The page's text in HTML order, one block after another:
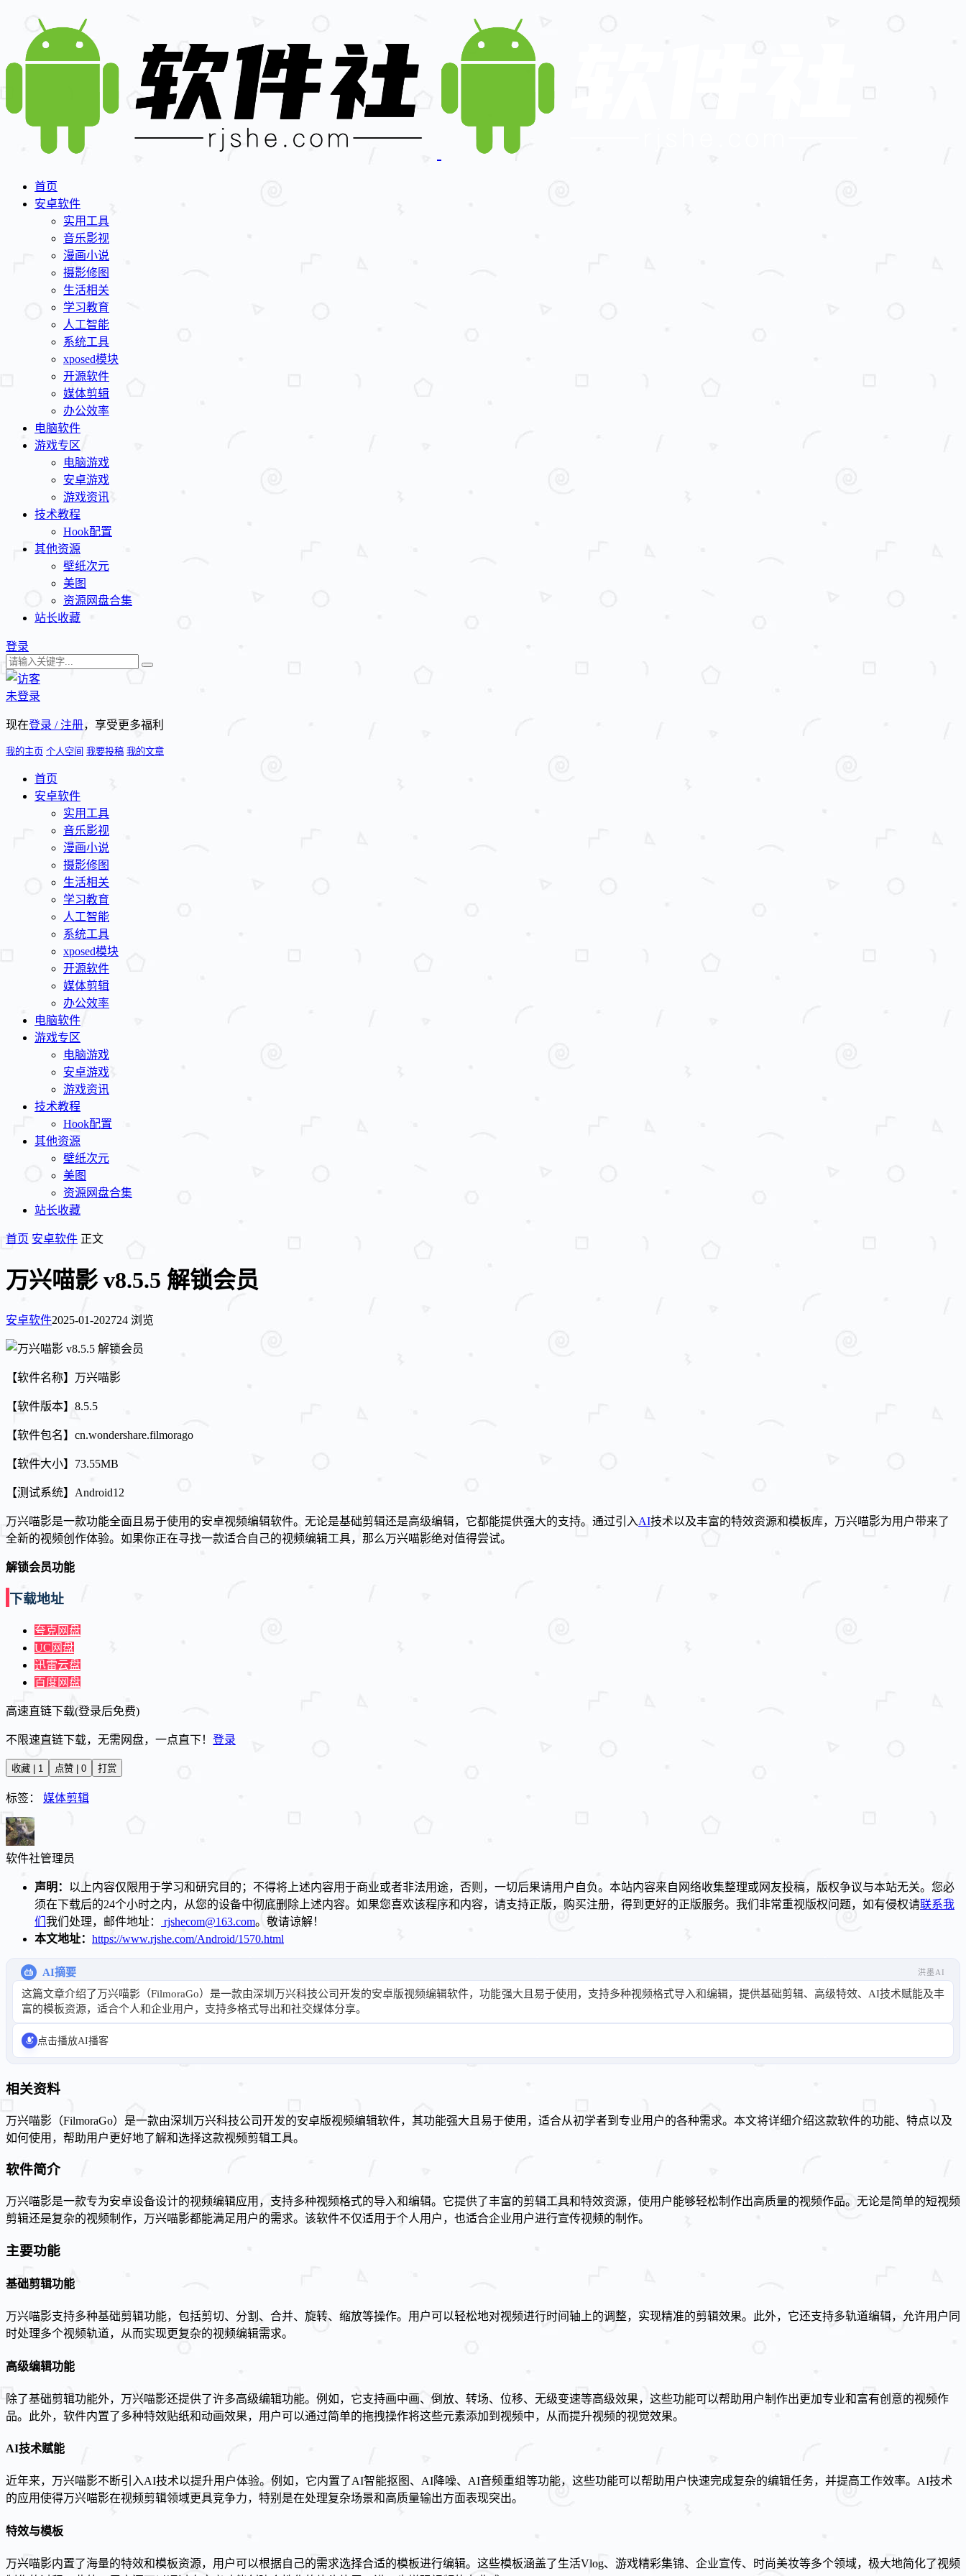
首页
安卓软件
实用工具
音乐影视
漫画小说
摄影修图
生活相关
学习教育
人工智能
系统工具
xposed模块
开源软件
媒体剪辑
办公效率
电脑软件
游戏专区
电脑游戏
安卓游戏
游戏资讯
技术教程
Hook配置
其他资源
壁纸次元
美图
资源网盘合集
站长收藏
登录
未登录
现在登录 / 注册，享受更多福利
我的主页 个人空间 我要投稿 我的文章
首页
安卓软件
实用工具
音乐影视
漫画小说
摄影修图
生活相关
学习教育
人工智能
系统工具
xposed模块
开源软件
媒体剪辑
办公效率
电脑软件
游戏专区
电脑游戏
安卓游戏
游戏资讯
技术教程
Hook配置
其他资源
壁纸次元
美图
资源网盘合集
站长收藏
首页 安卓软件 正文
万兴喵影 v8.5.5 解锁会员
安卓软件2025-01-202724 浏览
【软件名称】万兴喵影
【软件版本】8.5.5
【软件包名】cn.wondershare.filmorago
【软件大小】73.55MB
【测试系统】Android12
万兴喵影是一款功能全面且易于使用的安卓视频编辑软件。无论是基础剪辑还是高级编辑，它都能提供强大的支持。通过引入AI技术以及丰富的特效资源和模板库，万兴喵影为用户带来了
全新的视频创作体验。如果你正在寻找一款适合自己的视频编辑工具，那么万兴喵影绝对值得尝试。
解锁会员功能
下载地址
夸克网盘
UC网盘
迅雷云盘
百度网盘
高速直链下载(登录后免费)
不限速直链下载，无需网盘，一点直下！ 登录
收藏 | 1 点赞 | 0 打赏
标签： 媒体剪辑
软件社管理员
声明： 以上内容仅限用于学习和研究目的；不得将上述内容用于商业或者非法用途，否则，一切后果请用户自负。本站内容来自网络收集整理或网友投稿，版权争议与本站无关。您必
须在下载后的24个小时之内，从您的设备中彻底删除上述内容。如果您喜欢该程序和内容，请支持正版，购买注册，得到更好的正版服务。我们非常重视版权问题，如有侵权请联系我
们 我们处理，邮件地址： rjshecom@163.com。敬请谅解！
本文地址： https://www.rjshe.com/Android/1570.html
AI摘要 洪墨AI
这篇文章介绍了万兴喵影（FilmoraGo）是一款由深圳万兴科技公司开发的安卓版视频编辑软件，功能强大且易于使用，支持多种视频格式导入和编辑，提供基础剪辑、高级特效、AI技术赋能及丰
富的模板资源，适合个人和企业用户，支持多格式导出和社交媒体分享。
点击播放AI播客
相关资料
万兴喵影（FilmoraGo）是一款由深圳万兴科技公司开发的安卓版视频编辑软件，其功能强大且易于使用，适合从初学者到专业用户的各种需求。本文将详细介绍这款软件的功能、特点以及
如何使用，帮助用户更好地了解和选择这款视频剪辑工具。
软件简介
万兴喵影是一款专为安卓设备设计的视频编辑应用，支持多种视频格式的导入和编辑。它提供了丰富的剪辑工具和特效资源，使用户能够轻松制作出高质量的视频作品。无论是简单的短视频
剪辑还是复杂的视频制作，万兴喵影都能满足用户的需求。该软件不仅适用于个人用户，也适合企业用户进行宣传视频的制作。
主要功能
基础剪辑功能
万兴喵影支持多种基础剪辑功能，包括剪切、分割、合并、旋转、缩放等操作。用户可以轻松地对视频进行时间轴上的调整，实现精准的剪辑效果。此外，它还支持多轨道编辑，允许用户同
时处理多个视频轨道，从而实现更复杂的视频编辑需求。
高级编辑功能
除了基础剪辑功能外，万兴喵影还提供了许多高级编辑功能。例如，它支持画中画、倒放、转场、位移、无级变速等高级效果，这些功能可以帮助用户制作出更加专业和富有创意的视频作
品。此外，软件内置了多种特效贴纸和动画效果，用户可以通过简单的拖拽操作将这些元素添加到视频中，从而提升视频的视觉效果。
AI技术赋能
近年来，万兴喵影不断引入AI技术以提升用户体验。例如，它内置了AI智能抠图、AI降噪、AI音频重组等功能，这些功能可以帮助用户快速完成复杂的编辑任务，并提高工作效率。AI技术
的应用使得万兴喵影在视频剪辑领域更具竞争力，特别是在处理复杂场景和高质量输出方面表现突出。
特效与模板
万兴喵影内置了海量的特效和模板资源，用户可以根据自己的需求选择合适的模板进行编辑。这些模板涵盖了生活Vlog、游戏精彩集锦、企业宣传、时尚美妆等多个领域，极大地简化了视频